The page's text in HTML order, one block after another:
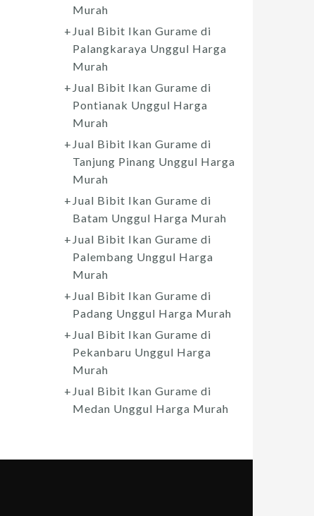
Murah
Jual Bibit Ikan Gurame di
Palangkaraya Unggul Harga
Murah
Jual Bibit Ikan Gurame di
Pontianak Unggul Harga
Murah
Jual Bibit Ikan Gurame di
Tanjung Pinang Unggul Harga
Murah
Jual Bibit Ikan Gurame di
Batam Unggul Harga Murah
Jual Bibit Ikan Gurame di
Palembang Unggul Harga
Murah
Jual Bibit Ikan Gurame di
Padang Unggul Harga Murah
Jual Bibit Ikan Gurame di
Pekanbaru Unggul Harga
Murah
Jual Bibit Ikan Gurame di
Medan Unggul Harga Murah